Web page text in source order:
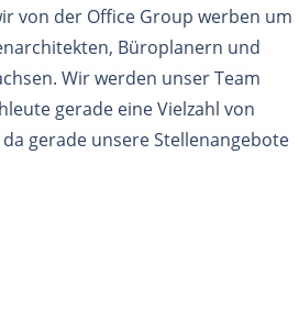
von der Office Group werben um
Büroplanern und
Wir werden unser Team
gerade eine Vielzahl von
gerade unsere Stellenangebote